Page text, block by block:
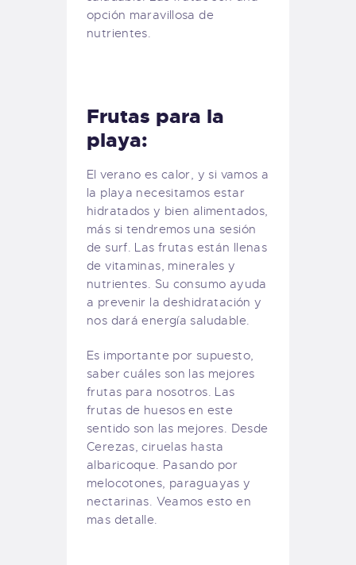
opción maravillosa de
nutrientes.
Frutas para la
playa:
El verano es calor, y si vamos a
la playa necesitamos estar
hidratados y bien alimentados,
más si tendremos una sesión
de surf. Las frutas están llenas
de vitaminas, minerales y
nutrientes. Su consumo ayuda
a prevenir la deshidratación y
nos dará energía saludable.
Es importante por supuesto,
saber cuáles son las mejores
frutas para nosotros. Las
frutas de huesos en este
sentido son las mejores. Desde
Cerezas, ciruelas hasta
albaricoque. Pasando por
melocotones, paraguayas y
nectarinas. Veamos esto en
mas detalle.